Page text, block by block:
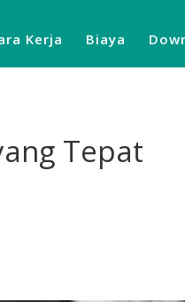
Kerja Biaya
Tepat